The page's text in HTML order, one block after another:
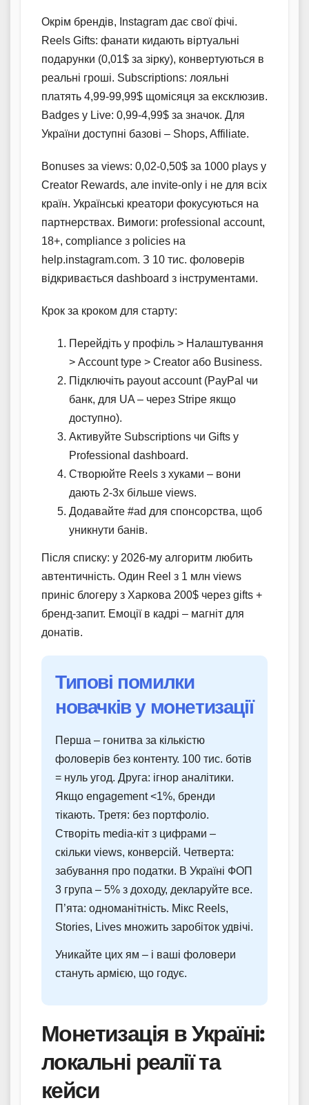
Окрім брендів, Instagram дає свої фічі.
Reels Gifts: фанати кидають віртуальні
подарунки (0,01$ за зірку), конвертуються в
реальні гроші. Subscriptions: лояльні
платять 4,99-99,99$ щомісяця за ексклюзив.
Badges у Live: 0,99-4,99$ за значок. Для
України доступні базові – Shops, Affiliate.
Bonuses за views: 0,02-0,50$ за 1000 plays у
Creator Rewards, але invite-only і не для всіх
країн. Українські креатори фокусуються на
партнерствах. Вимоги: professional account,
18+, compliance з policies на
help.instagram.com. З 10 тис. фоловерів
відкривається dashboard з інструментами.
Крок за кроком для старту:
Перейдіть у профіль > Налаштування
> Account type > Creator або Business.
Підключіть payout account (PayPal чи
банк, для UA – через Stripe якщо
доступно).
Активуйте Subscriptions чи Gifts у
Professional dashboard.
Створюйте Reels з хуками – вони
дають 2-3x більше views.
Додавайте #ad для спонсорства, щоб
уникнути банів.
Після списку: у 2026-му алгоритм любить
автентичність. Один Reel з 1 млн views
приніс блогеру з Харкова 200$ через gifts +
бренд-запит. Емоції в кадрі – магніт для
донатів.
Типові помилки
новачків у монетизації
Перша – гонитва за кількістю
фоловерів без контенту. 100 тис. ботів
= нуль угод. Друга: ігнор аналітики.
Якщо engagement <1%, бренди
тікають. Третя: без портфоліо.
Створіть medіа-кіт з цифрами –
скільки views, конверсій. Четверта:
забування про податки. В Україні ФОП
3 група – 5% з доходу, декларуйте все.
П’ята: одноманітність. Мікс Reels,
Stories, Lives множить заробіток удвічі.
Уникайте цих ям – і ваші фоловери
стануть армією, що годує.
Монетизація в Україні:
локальні реалії та
кейси